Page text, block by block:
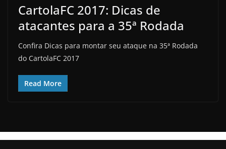
CartolaFC 2017: Dicas de
atacantes para a 35ª Rodada
Confira Dicas para montar seu ataque na 35ª Rodada
do CartolaFC 2017
Read More